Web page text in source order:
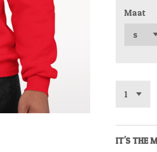
Maat
IT'S THE